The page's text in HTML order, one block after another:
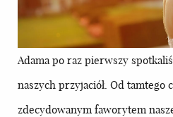
Adama po raz pierwszy
naszych przyjaciół. Od tamtego
zdecydowanym faworytem